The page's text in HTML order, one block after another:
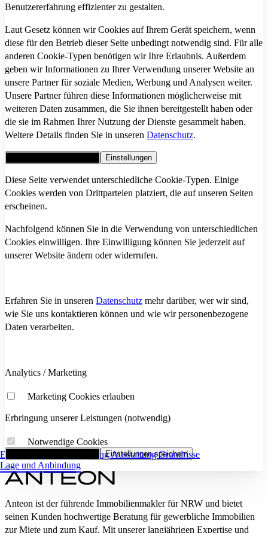
Eckdaten FlächenaufstellungAusstattungGrundrisse
Lage und Anbindung
Benutzererfahrung effizienter zu gestalten.
Laut Gesetz können wir Cookies auf Ihrem Gerät speichern, wenn
diese für den Betrieb dieser Seite unbedingt notwendig sind. Für alle
anderen Cookie-Typen benötigen wir Ihre Erlaubnis. Außerdem
geben wir Informationen zu Ihrer Verwendung unserer Website an
unsere Partner für soziale Medien, Werbung und Analysen weiter.
Unsere Partner führen diese Informationen möglicherweise mit
weiteren Daten zusammen, die Sie ihnen bereitgestellt haben oder
die sie im Rahmen Ihrer Nutzung der Dienste gesammelt haben.
Weitere Details finden Sie in unseren Datenschutz.
Einstellungen
Diese Seite verwendet unterschiedliche Cookie-Typen. Einige
Cookies werden von Drittparteien platziert, die auf unseren Seiten
erscheinen.
Nachfolgend können Sie in die Verwendung von unterschiedlichen
Cookies einwilligen. Ihre Einwilligung können Sie jederzeit auf
unserer Website ändern oder widerrufen.
Erfahren Sie in unseren Datenschutz mehr darüber, wer wir sind,
wie Sie uns kontaktieren können und wie wir personenbezogene
Daten verarbeiten.
Analytics / Marketing
Marketing Cookies erlauben
Erbringung unserer Leistungen (notwendig)
Notwendige Cookies
Einstellungen speichern
Anteon ist der führende Immobilienmakler für NRW und bietet
seinen Kunden hochwertige Beratung für gewerbliche Immobilien
zur Miete und zum Kauf. Mit unserer langjährigen Expertise und